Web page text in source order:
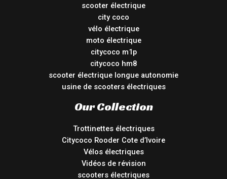
scooter électrique
city coco
vélo électrique
moto électrique
citycoco m1p
citycoco hm8
scooter électrique longue autonomie
usine de scooters électriques
Our Collection
Trottinettes électriques
Citycoco Rooder Cote d’Ivoire
Vélos électriques
Vidéos de révision
scooters électriques